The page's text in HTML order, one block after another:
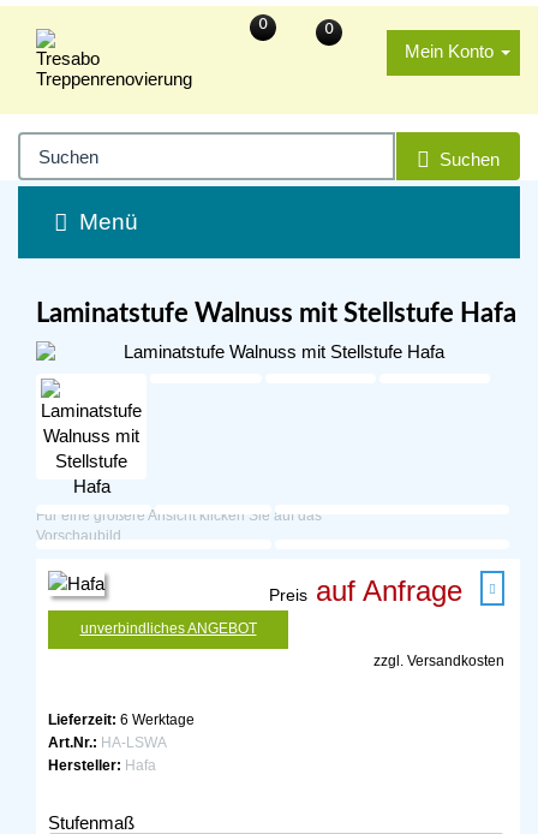
Mein Konto
0
0
Suchen
Menü
Laminatstufe Walnuss mit Stellstufe Hafa
Für eine größere Ansicht klicken Sie auf das
Vorschaubild
Preis auf Anfrage
unverbindliches ANGEBOT
zzgl. Versandkosten
Lieferzeit: 6 Werktage
Art.Nr.: HA-LSWA
Hersteller: Hafa
Stufenmaß